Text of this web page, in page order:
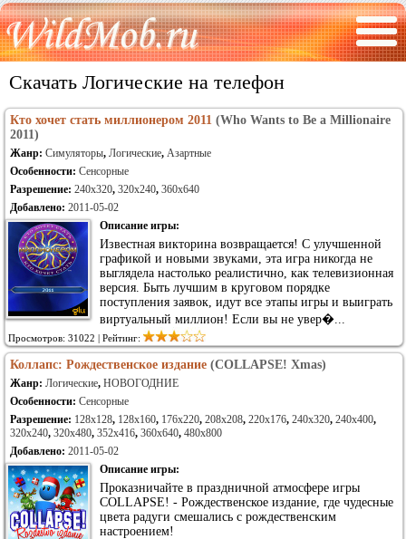
Скачать Логические на телефон
Кто хочет стать миллионером 2011 (Who Wants to Be a Millionaire
2011)
Жанр: Симуляторы, Логические, Азартные
Особенности: Сенсорные
Разрешение: 240x320, 320x240, 360x640
Добавлено: 2011-05-02
Описание игры:
Известная викторина возвращается! С улучшенной
графикой и новыми звуками, эта игра никогда не
выглядела настолько реалистично, как телевизионная
версия. Быть лучшим в круговом порядке
поступления заявок, идут все этапы игры и выиграть
виртуальный миллион! Если вы не увер�...
Просмотров: 31022 | Рейтинг:
Коллапс: Рождественское издание (COLLAPSE! Xmas)
Жанр: Логические, НОВОГОДНИЕ
Особенности: Сенсорные
Разрешение: 128x128, 128x160, 176x220, 208x208, 220x176, 240x320, 240x400,
320x240, 320x480, 352x416, 360x640, 480x800
Добавлено: 2011-05-02
Описание игры:
Проказничайте в праздничной атмосфере игры
COLLAPSE! - Рождественское издание, где чудесные
цвета радуги смешались с рождественским
настроением!